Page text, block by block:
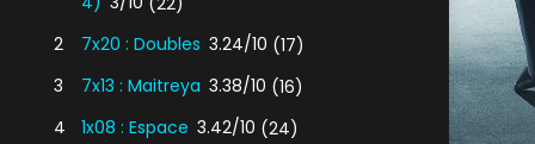
2
7x20 : Doubles 3.24/10 (17)
3
7x13 : Maitreya 3.38/10 (16)
4
1x08 : Espace 3.42/10 (24)